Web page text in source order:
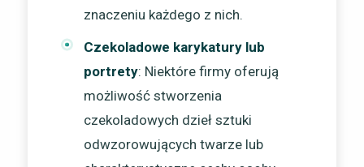
znaczeniu każdego z nich.
Czekoladowe karykatury lub
portrety: Niektóre firmy oferują
możliwość stworzenia
czekoladowych dzieł sztuki
odwzorowujących twarze lub